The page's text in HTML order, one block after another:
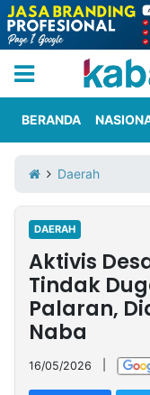
Iklan
Berita
Kami
Nasional
International
Olahraga
Entertainment
Daerah
Pariwisata
Kuliner
Kolom
Network
PT
TREETAN
BERANDA
Daerah
DAERAH
Aktivis
Tindak
Palaran,
Naba
16/05/2026